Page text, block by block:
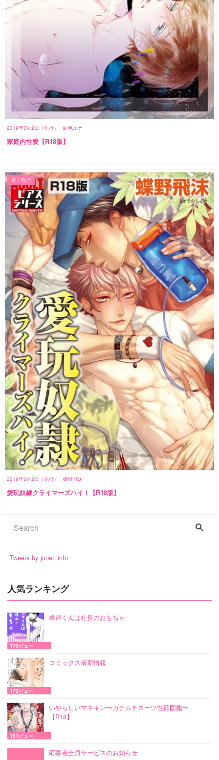
2019年3月2日（先行） 紺色ルナ
家庭内性愛【R18版】
2019年3月2日（先行） 蝶野飛沫
電子配信
愛玩奴隷クライマーズハイ！【R18版】
Tweets by junet_info
人気ランキング
峰岸くんは社長のおもちゃ
179ビュー
コミックス最新情報
173ビュー
いやらしいマネキン〜ガチムチスーツ性欲図鑑〜
【R18】
121ビュー
応募者全員サービスのお知らせ